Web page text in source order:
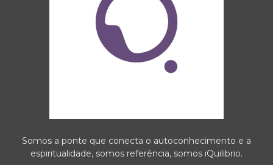
Somos a ponte que conecta o autoconhecimento e a
espiritualidade, somos referência, somos iQuilibrio.